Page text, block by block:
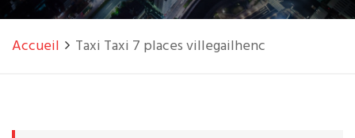
Accueil Taxi Taxi 7 places villegailhenc